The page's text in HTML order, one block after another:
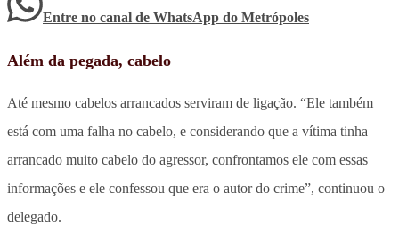
Entre no canal de WhatsApp do Metrópoles
Além da pegada, cabelo
Até mesmo cabelos arrancados serviram de ligação. “Ele também
está com uma falha no cabelo, e considerando que a vítima tinha
arrancado muito cabelo do agressor, confrontamos ele com essas
informações e ele confessou que era o autor do crime”, continuou o
delegado.